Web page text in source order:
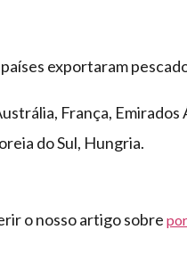
exportaram
França, Emirados
do Sul, Hungria.
o nosso artigo sobre